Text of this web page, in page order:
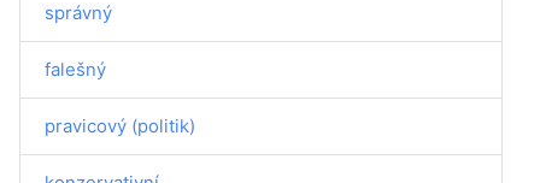
správný
falešný
pravicový (politik)